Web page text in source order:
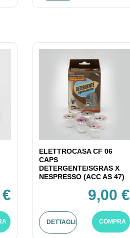
ELETTROCASA CF 06
CAPS
DETERGENTE/SGRAS X
NESPRESSO (ACC AS 47)
9,00 €
DETTAGLI COMPRA